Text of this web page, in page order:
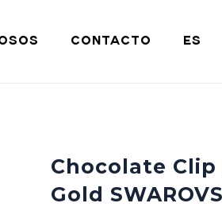
CONTACTO ES
Chocolate
Gold